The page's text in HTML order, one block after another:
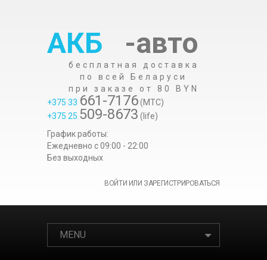
АКБ -авто
бесплатная доставка
по всей Беларуси
при заказе от 80 BYN
+375 33 661-7176(МТС)
+375 25 509-8673 (life)
График работы:
Ежедневно c 09:00 - 22:00
Без выходных
ВОЙТИ ИЛИ ЗАРЕГИСТРИРОВАТЬСЯ
MENU